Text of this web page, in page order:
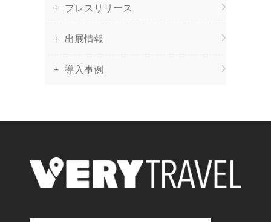
プレスリリース
出展情報
導入事例